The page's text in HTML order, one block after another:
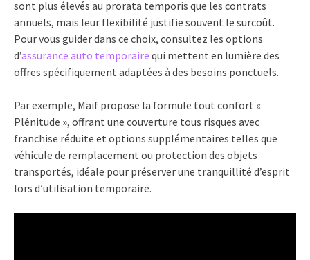
sont plus élevés au prorata temporis que les contrats
annuels, mais leur flexibilité justifie souvent le surcoût.
Pour vous guider dans ce choix, consultez les options
d’assurance auto temporaire qui mettent en lumière des
offres spécifiquement adaptées à des besoins ponctuels.
Par exemple, Maif propose la formule tout confort «
Plénitude », offrant une couverture tous risques avec
franchise réduite et options supplémentaires telles que
véhicule de remplacement ou protection des objets
transportés, idéale pour préserver une tranquillité d’esprit
lors d’utilisation temporaire.